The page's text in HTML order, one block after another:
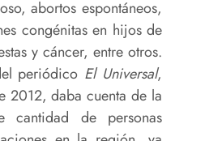
abortos espontáneos,
congénitas en hijos de
y cáncer, entre otros.
periódico El Universal,
2012, daba cuenta de la
cantidad de personas